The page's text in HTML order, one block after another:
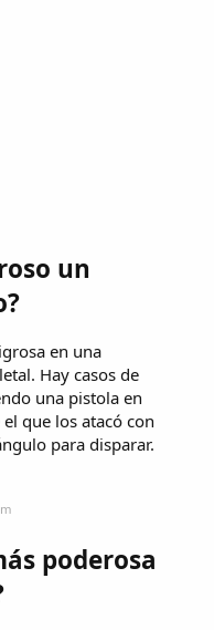
un
en una
Hay casos de
una pistola en
que los atacó con
para disparar.
poderosa